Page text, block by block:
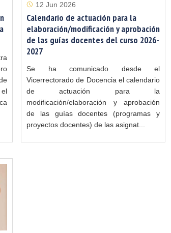
12 Jun 2026
Calendario de actuación para la
elaboración/modificación y aprobación
de las guías docentes del curso 2026-
2027
Se ha comunicado desde el
Vicerrectorado de Docencia el calendario
de actuación para la
modificación/elaboración y aprobación
de las guías docentes (programas y
proyectos docentes) de las asignat...